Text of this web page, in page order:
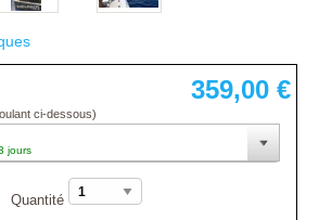
359,00 €
ci-dessous)
jours
Quantité